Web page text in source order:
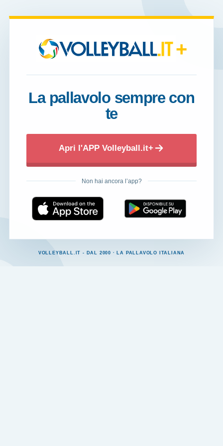
+
La pallavolo sempre con
te
Apri l'APP Volleyball.it+
Non hai ancora l’app?
VOLLEYBALL.IT - DAL 2000 · LA PALLAVOLO ITALIANA